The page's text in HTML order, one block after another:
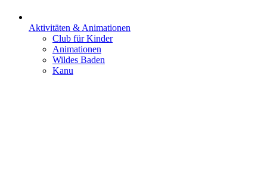
Aktivitäten & Animationen
Club für Kinder
Animationen
Wildes Baden
Kanu